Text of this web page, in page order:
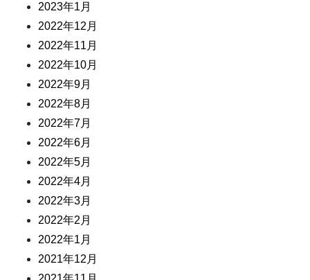
2023年1月
2022年12月
2022年11月
2022年10月
2022年9月
2022年8月
2022年7月
2022年6月
2022年5月
2022年4月
2022年3月
2022年2月
2022年1月
2021年12月